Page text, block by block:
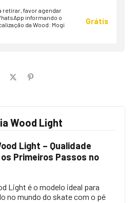
retirar, favor agendar
informando o
da Wood: Mogi
Grátis
Wood Light
Light – Qualidade
Primeiros Passos no
Light é o modelo ideal para
no mundo do skate com o pé